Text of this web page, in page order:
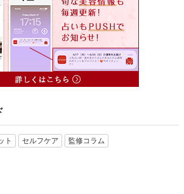
ト セルフケア
監修コラム